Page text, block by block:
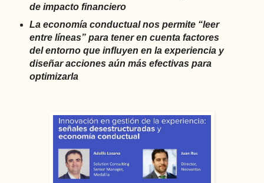
de impacto financiero
La economía conductual nos permite “leer
entre líneas” para tener en cuenta factores
del entorno que influyen en la experiencia y
diseñar acciones aún más efectivas para
optimizarla